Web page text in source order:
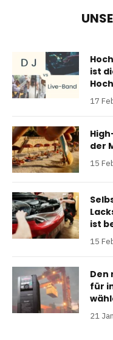
ist
17
der
15
ist
15
Den
für
21